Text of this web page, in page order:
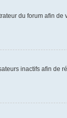
du forum afin de
inactifs afin de